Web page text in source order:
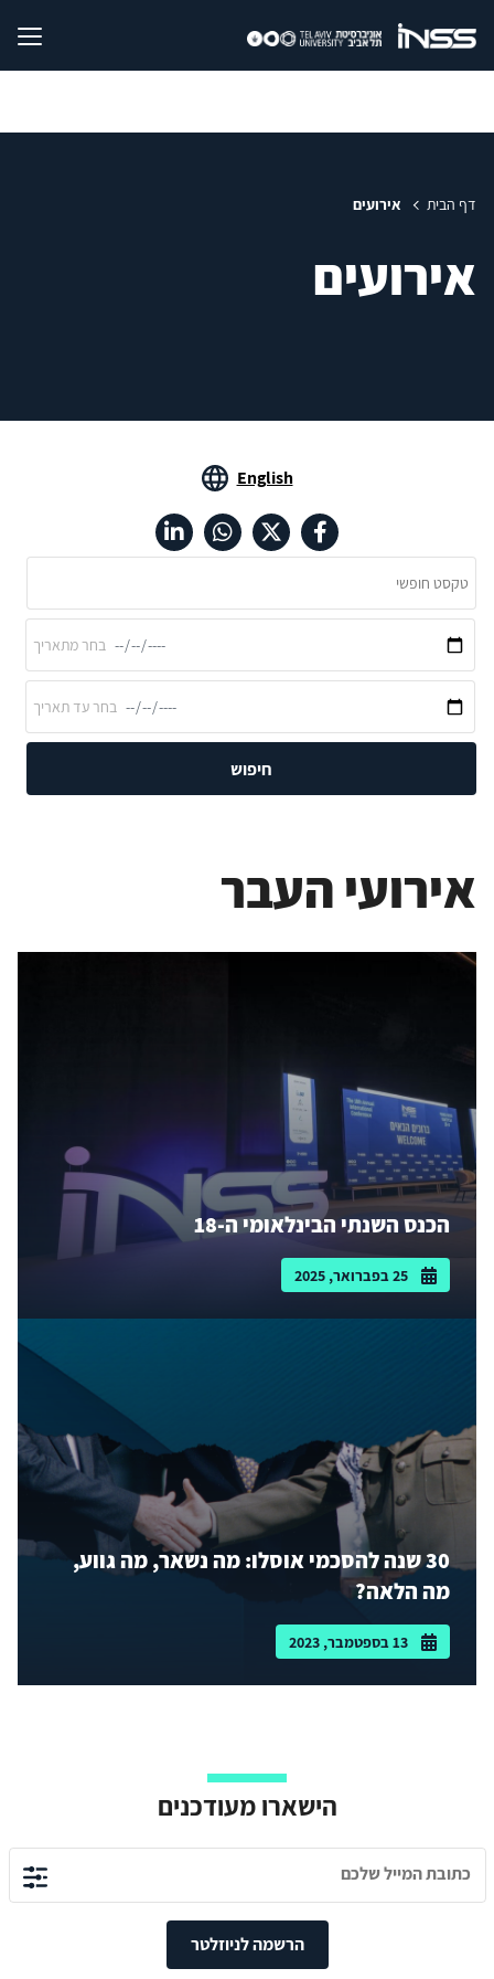
דף הבית אירועים
אירועים
English
חיפוש
אירועי העבר
הכנס השנתי הבינלאומי ה-18
25 בפברואר, 2025
30 שנה להסכמי אוסלו: מה נשאר, מה גווע,
מה הלאה?
13 בספטמבר, 2023
הישארו מעודכנים
הרשמה לניוזלטר